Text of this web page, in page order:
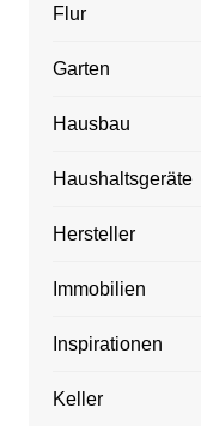
Flur
Garten
Hausbau
Haushaltsgeräte
Hersteller
Immobilien
Inspirationen
Keller